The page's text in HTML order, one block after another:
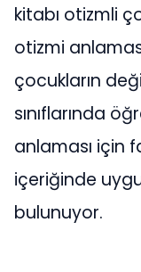
kitabı otizmli
otizmi
çocukların
sınıflarında
anlaması için
içeriğinde
bulunuyor.